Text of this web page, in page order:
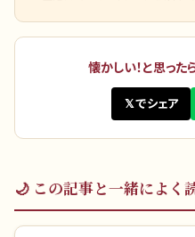
懐かしい！と思った
𝕏 でシェア
🌙 この記事と一緒によく